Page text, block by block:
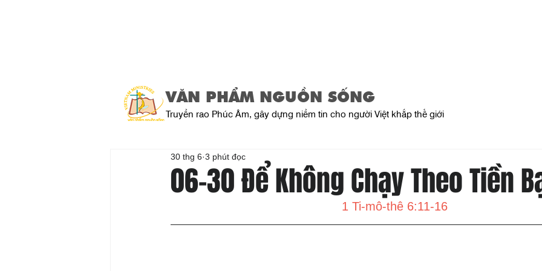
VĂN PHẨM NGUỒN SỐNG
Truyền rao Phúc Âm, gây dựng niềm tin cho người Việt khắp thế giới
06-30 Để Không Chạy Theo Tiền
30 thg 6 3 phút đọc
1 Ti-mô-thê 6:11-16